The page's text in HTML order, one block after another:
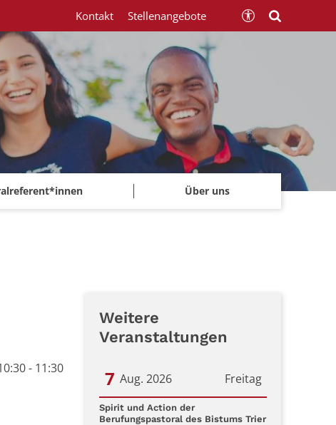
Über uns
Kontakt Stellenangebote
- 11:30
Weitere
Veranstaltungen
Freitag
7 Aug. 2026
Datum: 7. August 2026
Spirit und Action der
Berufungspastoral des Bistums Trier: